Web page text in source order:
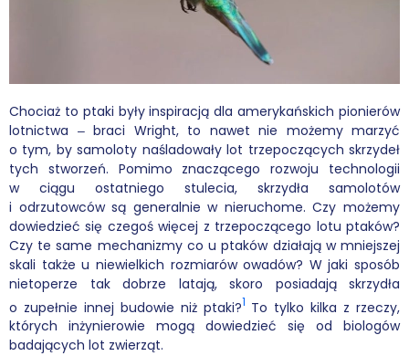
Darmowy ebook
FAQ
Spis tekstów
Filmy
Konferencje, webinaria i debaty
Wywiady i wykłady
Chociaż to ptaki były inspiracją dla amerykańskich pionierów
lotnictwa ‒ braci Wright, to nawet nie możemy marzyć
o tym, by samoloty naśladowały lot trzepoczących skrzydeł
tych stworzeń. Pomimo znaczącego rozwoju technologii
w ciągu ostatniego stulecia, skrzydła samolotów
i odrzutowców są generalnie w nieruchome. Czy możemy
dowiedzieć się czegoś więcej z trzepoczącego lotu ptaków?
Czy te same mechanizmy co u ptaków działają w mniejszej
skali także u niewielkich rozmiarów owadów? W jaki sposób
nietoperze tak dobrze latają, skoro posiadają skrzydła
o zupełnie innej budowie niż ptaki?1 To tylko kilka z rzeczy,
których inżynierowie mogą dowiedzieć się od biologów
badających lot zwierząt.